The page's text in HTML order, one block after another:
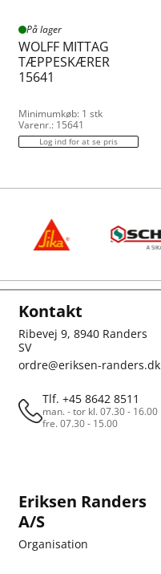
På lager
WOLFF MITTAG
TÆPPESKÆRER
15641
Minimumkøb: 1 stk
Varenr.: 15641
Log ind for at se pris
Kontakt
Ribevej 9, 8940 Randers
SV
ordre@eriksen-randers.dk
Tlf. +45 8642 8511
man. - tor kl. 07.30 - 16.00
fre. 07.30 - 15.00
Eriksen Randers
A/S
Organisation